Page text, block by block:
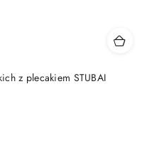
z plecakiem STUBAI